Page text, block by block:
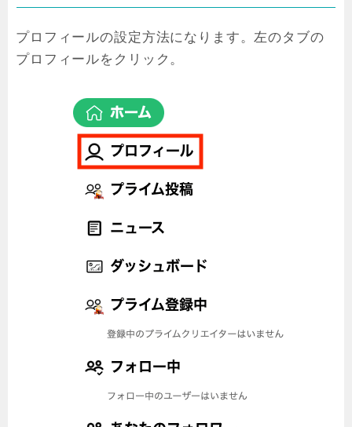
プロフィールの設定方法になります。左のタブの
プロフィールをクリック。